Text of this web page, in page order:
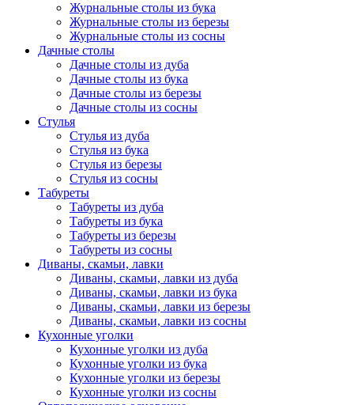
Журнальные столы из бука
Журнальные столы из березы
Журнальные столы из сосны
Дачные столы
Дачные столы из дуба
Дачные столы из бука
Дачные столы из березы
Дачные столы из сосны
Стулья
Стулья из дуба
Стулья из бука
Стулья из березы
Стулья из сосны
Табуреты
Табуреты из дуба
Табуреты из бука
Табуреты из березы
Табуреты из сосны
Диваны, скамьи, лавки
Диваны, скамьи, лавки из дуба
Диваны, скамьи, лавки из бука
Диваны, скамьи, лавки из березы
Диваны, скамьи, лавки из сосны
Кухонные уголки
Кухонные уголки из дуба
Кухонные уголки из бука
Кухонные уголки из березы
Кухонные уголки из сосны